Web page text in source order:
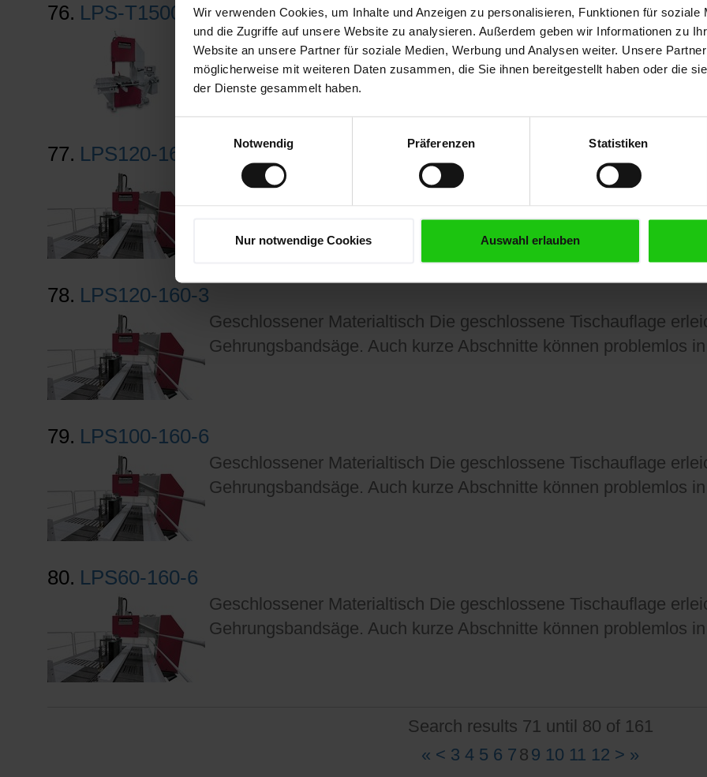
Wir verwenden Cookies, um Inhalte und Anzeigen zu personalisieren, Funktionen für soziale
und die Zugriffe auf unsere Website zu analysieren. Außerdem geben wir Informationen zu
Website an unsere Partner für soziale Medien, Werbung und Analysen weiter. Unsere
möglicherweise mit weiteren Daten zusammen, die Sie ihnen bereitgestellt haben oder die
der Dienste gesammelt haben.
Notwendig
Präferenzen Statistiken
Nur notwendige Cookies Auswahl erlauben
76. LPS-T1500
Cutting length 59.0 in Cutting width 24.4 in Cutting height 23.6
cutting height 0.4 in …
77. LPS120-160-4
Geschlossener Materialtisch Die geschlossene Tischauflage
Gehrungsbandsäge. Auch kurze Abschnitte können problemlos
78. LPS120-160-3
Geschlossener Materialtisch Die geschlossene Tischauflage
Gehrungsbandsäge. Auch kurze Abschnitte können problemlos
79. LPS100-160-6
Geschlossener Materialtisch Die geschlossene Tischauflage
Gehrungsbandsäge. Auch kurze Abschnitte können problemlos
80. LPS60-160-6
Geschlossener Materialtisch Die geschlossene Tischauflage
Gehrungsbandsäge. Auch kurze Abschnitte können problemlos
Search results 71 until 80 of 161
« < 3 4 5 6 7 8 9 10 11 12 > »